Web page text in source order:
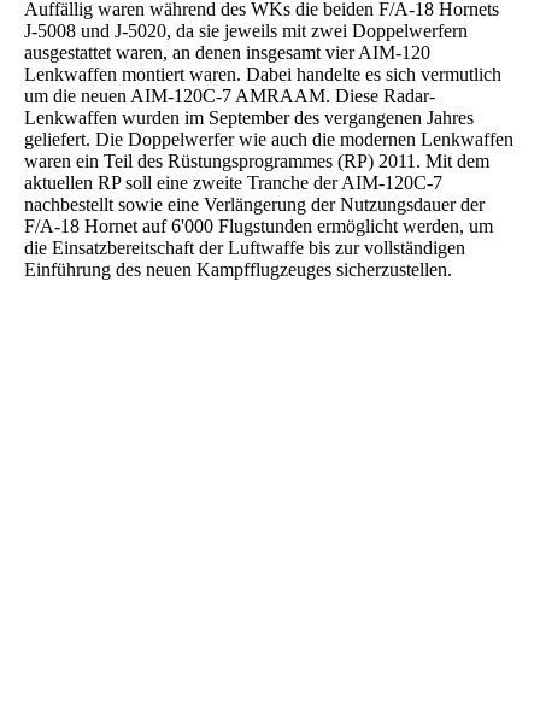
Auffällig waren während des WKs die beiden F/A-18 Hornets
J-5008 und J-5020, da sie jeweils mit zwei Doppelwerfern
ausgestattet waren, an denen insgesamt vier AIM-120
Lenkwaffen montiert waren. Dabei handelte es sich vermutlich
um die neuen AIM-120C-7 AMRAAM. Diese Radar-
Lenkwaffen wurden im September des vergangenen Jahres
geliefert. Die Doppelwerfer wie auch die modernen Lenkwaffen
waren ein Teil des Rüstungsprogrammes (RP) 2011. Mit dem
aktuellen RP soll eine zweite Tranche der AIM-120C-7
nachbestellt sowie eine Verlängerung der Nutzungsdauer der
F/A-18 Hornet auf 6'000 Flugstunden ermöglicht werden, um
die Einsatzbereitschaft der Luftwaffe bis zur vollständigen
Einführung des neuen Kampfflugzeuges sicherzustellen.